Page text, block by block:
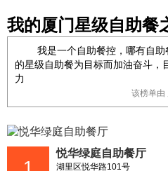
我的厦门星级自助餐
我是一个自助餐控，哪有自助
的星级自助餐为目标而加油奋斗，
力
该榜单由
悦华绿庭自助餐厅
湖里区悦华路101号